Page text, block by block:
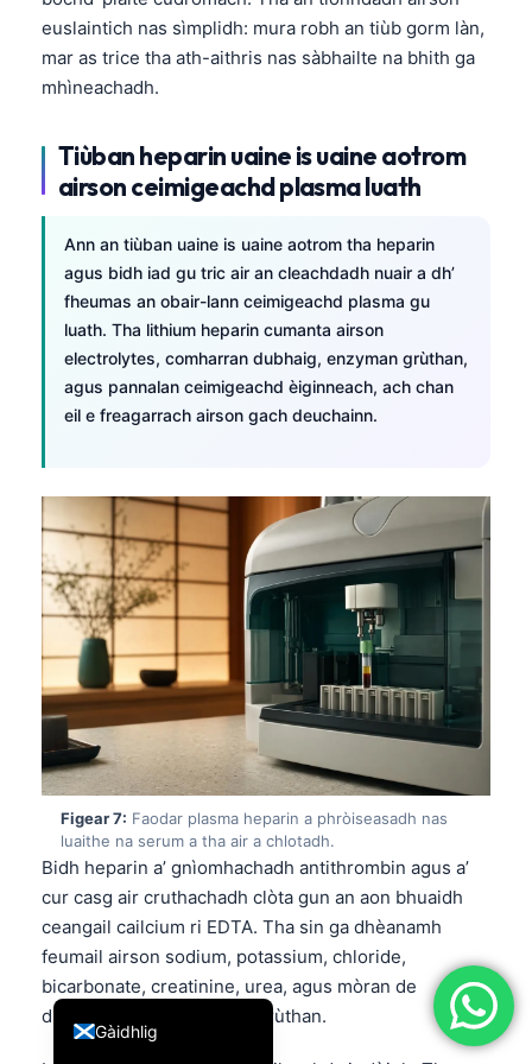
euslaintich nas sìmplidh: mura robh an tiùb gorm làn,
mar as trice tha ath-aithris nas sàbhailte na bhith ga
mhìneachadh.
Tiùban heparin uaine is uaine aotrom
airson ceimigeachd plasma luath
Ann an tiùban uaine is uaine aotrom tha heparin
agus bidh iad gu tric air an cleachdadh nuair a dh’
fheumas an obair-lann ceimigeachd plasma gu
luath. Tha lithium heparin cumanta airson
electrolytes, comharran dubhaig, enzyman grùthan,
agus pannalan ceimigeachd èiginneach, ach chan
eil e freagarrach airson gach deuchainn.
Figear 7: Faodar plasma heparin a phròiseasadh nas
luaithe na serum a tha air a chlotadh.
Bidh heparin a’ gnìomhachadh antithrombin agus a’
cur casg air cruthachadh clòta gun an aon bhuaidh
ceangail cailcium ri EDTA. Tha sin ga dhèanamh
feumail airson sodium, potassium, chloride,
bicarbonate, creatinine, urea, agus mòran de
dheuchainnean enzyman grùthan.
Gàidhlig
English
Deutsch
العربية
Français
עִבְרִית
Italiano
Español
Português
Ελληνικά
Türkçe
Română
简体中文
فارسی
Nederlands
हिन्दी
Bahasa Indonesia
Հայերեն
Íslenska
Српски језик
Svenska
Azərbaycan dili
Eesti
日本語